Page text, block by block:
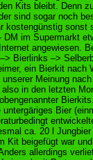
Kits bleibt. Denn
sind sogar noch
kostengünstig sonst
im Supermarkt
angewiesen.
Bierlinks –>
ein Bierkit nach
Meinung
in den letzten
Bier
ca. 20 l
Kit beigefügt war
allerdings